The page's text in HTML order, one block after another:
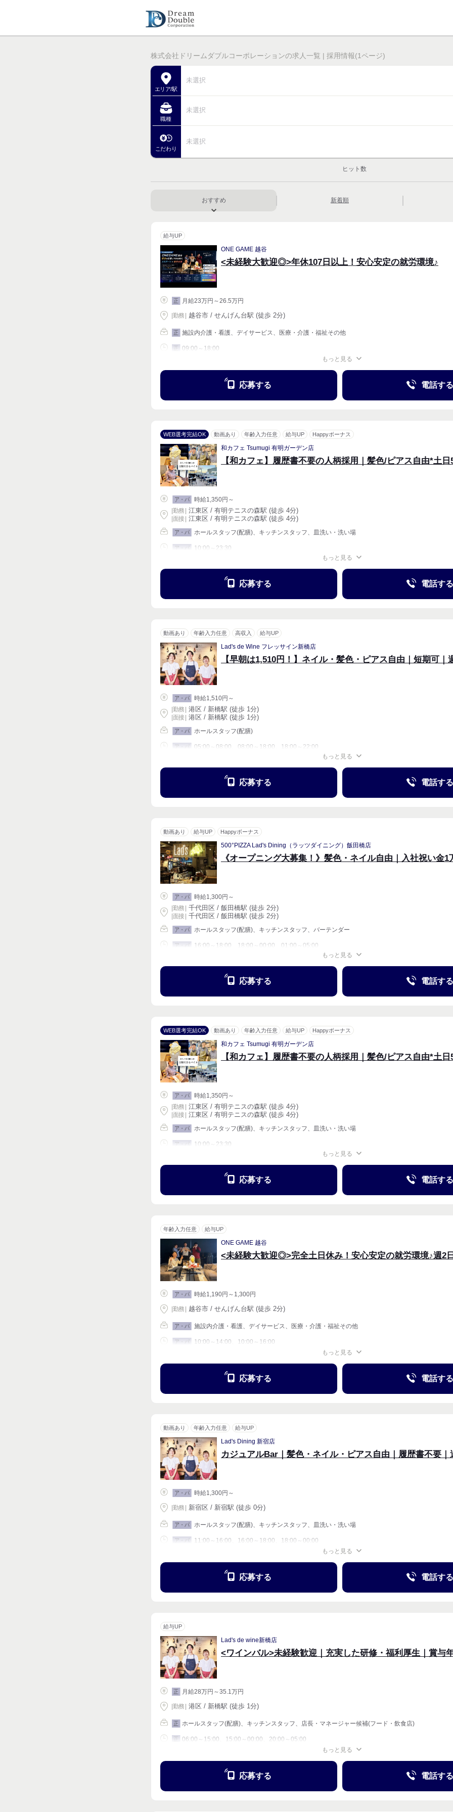
株式会社ドリームダブルコーポレーションの求人一覧 | 採用情報(1ページ)
エリア/駅
未選択
職種
未選択
こだわり
未選択
ヒット数
おすすめ 新着順
給与UP
ONE GAME 越谷
<未経験大歓迎◎>年休107日以上！安心安定の就労環境♪
正 月給23万円～26.5万円
|勤務 越谷市 / せんげん台駅 (徒歩 2分)
正 施設内介護・看護、デイサービス、医療・介護・福祉その他
正 09:00～18:00
もっと見る
応募する 電話する
WEB選考完結OK 動画あり 年齢入力任意 給与UP Happyボーナス
和カフェ Tsumugi 有明ガーデン店
【和カフェ】履歴書不要の人柄採用｜髪色/ピアス自由*土日
ア・パ
時給1,350円～
|勤務 江東区 / 有明テニスの森駅 (徒歩 4分)
| 面接 | 江東区 / 有明テニスの森駅 (徒歩 4分)
ア・パ ホールスタッフ(配膳)、キッチンスタッフ、皿洗い・洗い場
ア・パ 10:00～23:30
もっと見る
応募する 電話する
動画あり 年齢入力任意 高収入 給与UP
Lad's de Wine フレッサイン新橋店
【早朝は1,510円！】ネイル・髪色・ピアス自由｜短期可｜
ア・パ
時給1,510円～
|勤務 港区 / 新橋駅 (徒歩 1分)
| 面接 | 港区 / 新橋駅 (徒歩 1分)
ア・パ ホールスタッフ(配膳)
ア・パ 05:00～08:00、08:00～18:00、18:00～22:00
もっと見る
応募する 電話する
動画あり 給与UP Happyボーナス
500°PIZZA Lad's Dining（ラッツダイニング）飯田橋店
《オープニング大募集！》髪色・ネイル自由｜入社祝い金1
ア・パ
時給1,300円～
|勤務 千代田区 / 飯田橋駅 (徒歩 2分)
| 面接 | 千代田区 / 飯田橋駅 (徒歩 2分)
ア・パ ホールスタッフ(配膳)、キッチンスタッフ、バーテンダー
ア・パ 16:00～18:00、18:00～00:00、01:00～05:00
もっと見る
応募する 電話する
WEB選考完結OK 動画あり 年齢入力任意 給与UP Happyボーナス
和カフェ Tsumugi 有明ガーデン店
【和カフェ】履歴書不要の人柄採用｜髪色/ピアス自由*土日
ア・パ
時給1,350円～
|勤務 江東区 / 有明テニスの森駅 (徒歩 4分)
| 面接 | 江東区 / 有明テニスの森駅 (徒歩 4分)
ア・パ ホールスタッフ(配膳)、キッチンスタッフ、皿洗い・洗い場
ア・パ 10:00～23:30
もっと見る
応募する 電話する
年齢入力任意 給与UP
ONE GAME 越谷
<未経験大歓迎◎>完全土日休み！安心安定の就労環境♪週2
ア・パ 時給1,190円～1,300円
|勤務 越谷市 / せんげん台駅 (徒歩 2分)
ア・パ 施設内介護・看護、デイサービス、医療・介護・福祉その他
ア・パ 10:00～14:00、10:00～16:00
もっと見る
応募する 電話する
動画あり 年齢入力任意 給与UP
Lad's Dining 新宿店
カジュアルBar｜髪色・ネイル・ピアス自由｜履歴書不要
ア・パ 時給1,300円～
|勤務 新宿区 / 新宿駅 (徒歩 0分)
ア・パ ホールスタッフ(配膳)、キッチンスタッフ、皿洗い・洗い場
ア・パ 11:00～16:00、16:00～18:00、18:00～00:00
もっと見る
応募する 電話する
給与UP
Lad's de wine新橋店
<ワインバル>未経験歓迎｜充実した研修・福利厚生｜賞与
正 月給28万円～35.1万円
|勤務 港区 / 新橋駅 (徒歩 1分)
正 ホールスタッフ(配膳)、キッチンスタッフ、店長・マネージャー候補(フード・飲食店)
正 06:00～15:00、15:00～00:00、20:00～05:00
もっと見る
応募する 電話する